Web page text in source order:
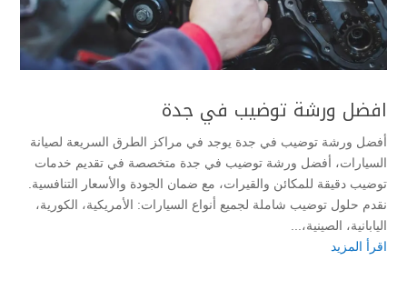
افضل ورشة توضيب في جدة
أفضل ورشة توضيب في جدة يوجد في مراكز الطرق السريعة لصيانة
السيارات، أفضل ورشة توضيب في جدة متخصصة في تقديم خدمات
توضيب دقيقة للمكائن والقيرات، مع ضمان الجودة والأسعار التنافسية.
نقدم حلول توضيب شاملة لجميع أنواع السيارات: الأمريكية، الكورية،
اليابانية، الصينية،...
اقرأ المزيد